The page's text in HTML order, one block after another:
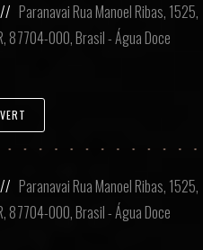
// Paranavai Rua Manoel Ribas, 1525,
87704-000, Brasil - Água Doce
// Paranavai Rua Manoel Ribas, 1525,
87704-000, Brasil - Água Doce